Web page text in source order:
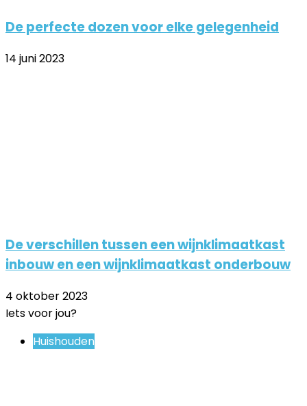
De perfecte dozen voor elke gelegenheid
14 juni 2023
De verschillen tussen een wijnklimaatkast
inbouw en een wijnklimaatkast onderbouw
4 oktober 2023
Iets voor jou?
Close
Huishouden